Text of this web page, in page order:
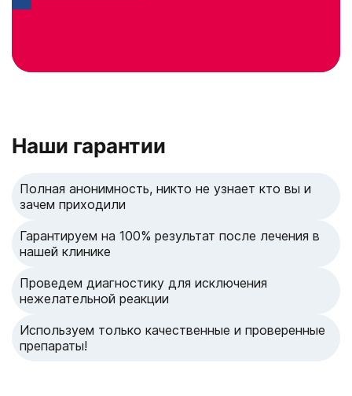
Наши гарантии
Полная анонимность, никто не узнает кто вы и
зачем приходили
Гарантируем на 100% результат после лечения в
нашей клинике
Проведем диагностику для исключения
нежелательной реакции
Используем только качественные и проверенные
препараты!